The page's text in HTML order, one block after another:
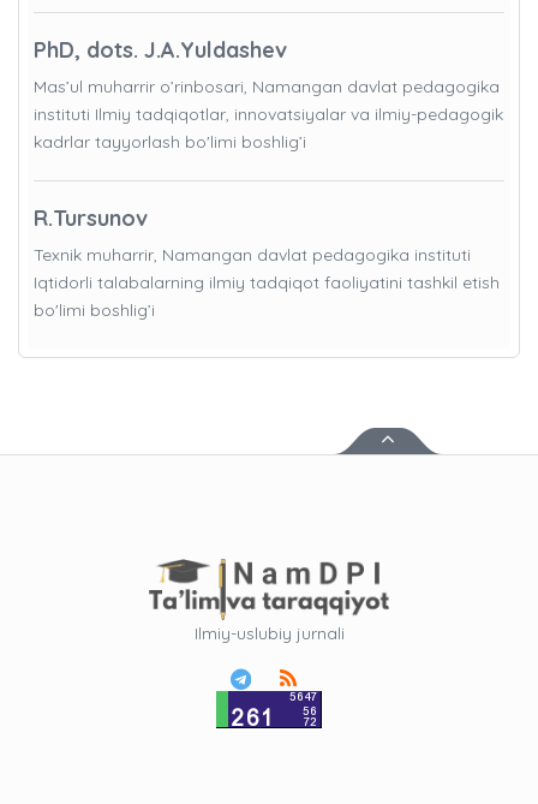
PhD, dots. J.A.Yuldashev
Mas’ul muharrir o’rinbosari, Namangan davlat pedagogika
instituti Ilmiy tadqiqotlar, innovatsiyalar va ilmiy-pedagogik
kadrlar tayyorlash bo'limi boshlig’i
R.Tursunov
Texnik muharrir, Namangan davlat pedagogika instituti
Iqtidorli talabalarning ilmiy tadqiqot faoliyatini tashkil etish
bo'limi boshlig’i
Ilmiy-uslubiy jurnali